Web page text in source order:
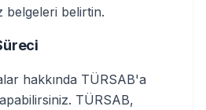
belgeleri belirtin.
hakkında TÜRSAB'a
TÜRSAB,